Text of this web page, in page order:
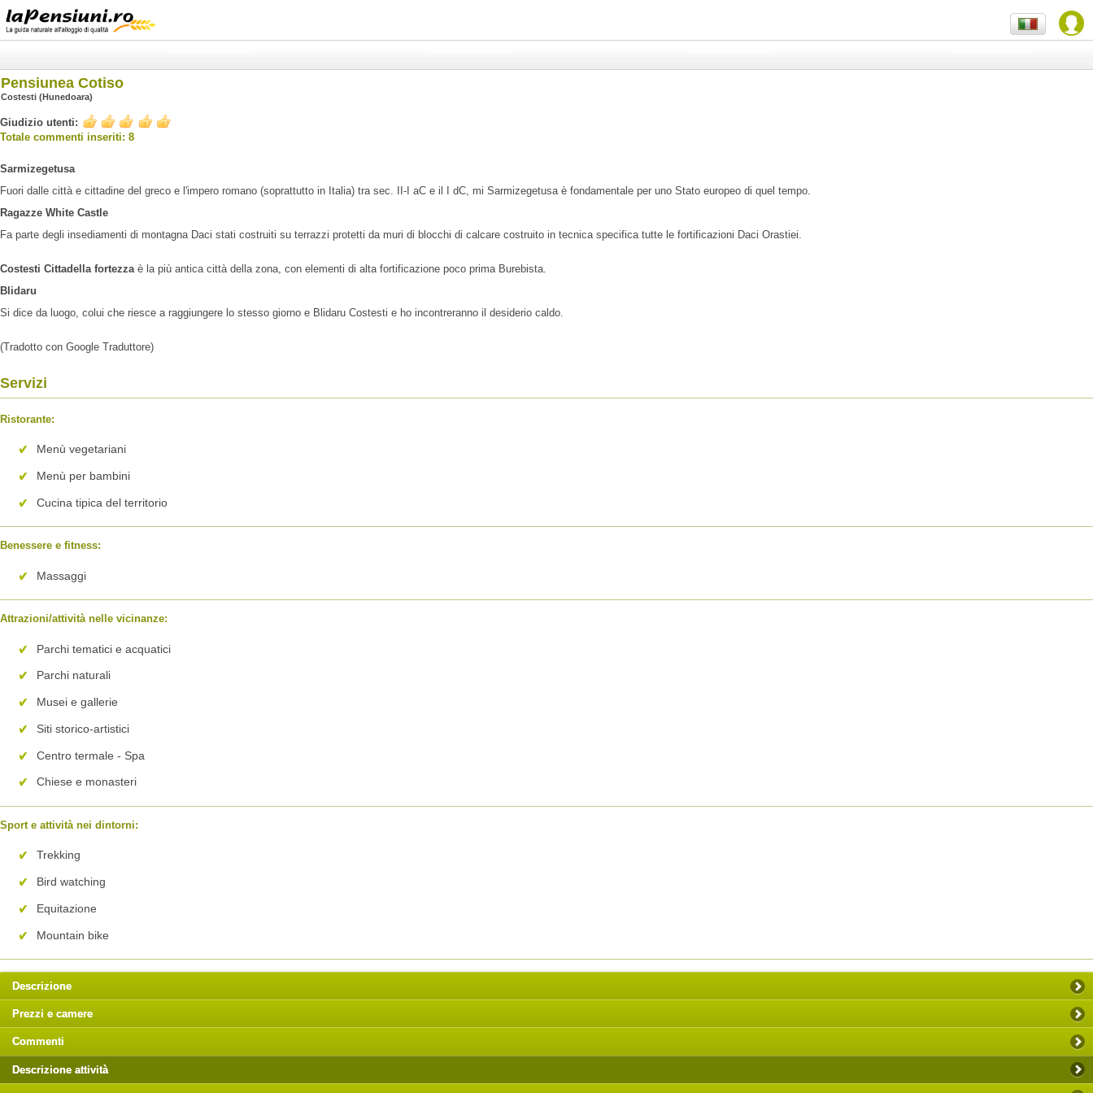
Pensiunea Cotiso
Costesti (Hunedoara)
Giudizio utenti:
Totale commenti inseriti: 8
Sarmizegetusa
Fuori dalle città e cittadine del greco e l'impero romano (soprattutto in Italia) tra sec. II-I aC e il I dC, mi Sarmizegetusa è fondamentale per uno Stato europeo di quel tempo.
Ragazze White Castle
Fa parte degli insediamenti di montagna Daci stati costruiti su terrazzi protetti da muri di blocchi di calcare costruito in tecnica specifica tutte le fortificazioni Daci Orastiei.
Costesti Cittadella fortezzaè la più antica città della zona, con elementi di alta fortificazione poco prima Burebista.
Blidaru
Si dice da luogo, colui che riesce a raggiungere lo stesso giorno e Blidaru Costesti e ho incontreranno il desiderio caldo.
(Tradotto con Google Traduttore)
Servizi
Ristorante:
Menù vegetariani
Menù per bambini
Cucina tipica del territorio
Benessere e fitness:
Massaggi
Attrazioni/attività nelle vicinanze:
Parchi tematici e acquatici
Parchi naturali
Musei e gallerie
Siti storico-artistici
Centro termale - Spa
Chiese e monasteri
Sport e attività nei dintorni:
Trekking
Bird watching
Equitazione
Mountain bike
Descrizione
Prezzi e camere
Commenti
Descrizione attività